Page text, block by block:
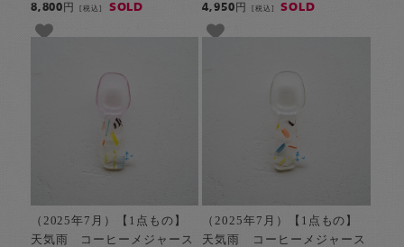
8,800円[税込] SOLD 4,950円 [税込] SOLD
（2025年7月）【1点もの】
天気雨 コーヒーメジャース
（2025年7月）【1点もの】
天気雨 コーヒーメジャース